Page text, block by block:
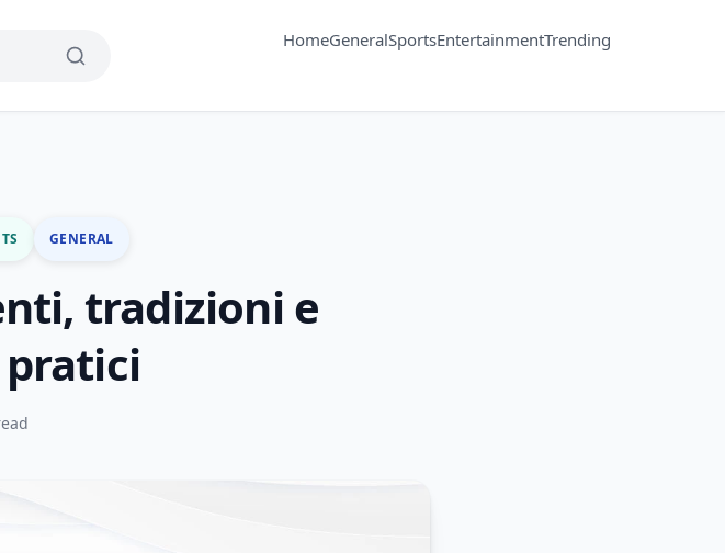
HomeGeneralSportsEntertainmentTrending
GENERAL
tradizioni e